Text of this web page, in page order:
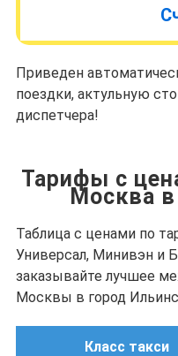
Приведен
поездки, актульную
диспетчера!
Тарифы с
Москва
Таблица с ценами по
Универсал, Минивэн и
заказывайте лучшее
Москвы в город
Класс такси